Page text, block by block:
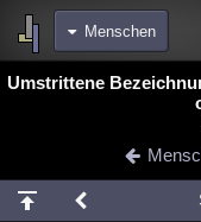
Menschen
Bereiche
meine Rubriken
Umstrittene